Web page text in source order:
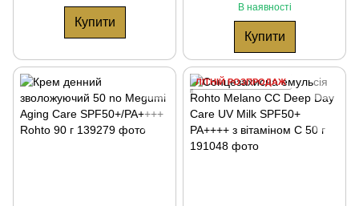
Купити
В наявності
Купити
ЛІТНІЙ РОЗПРОДАЖ